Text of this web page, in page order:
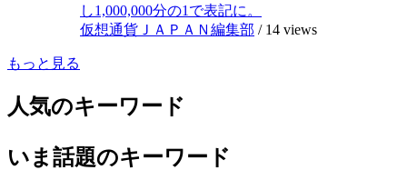
し1,000,000分の1で表記に。
仮想通貨ＪＡＰＡＮ編集部 / 14 views
もっと見る
人気のキーワード
いま話題のキーワード